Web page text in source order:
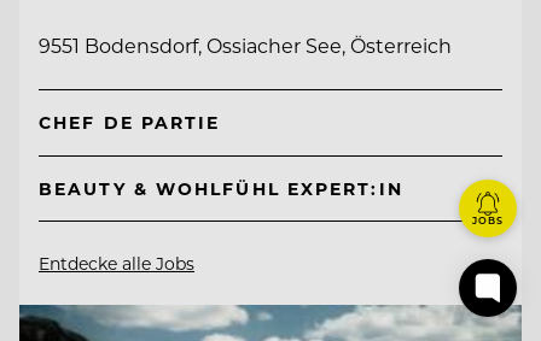
9551 Bodensdorf, Ossiacher See, Österreich
CHEF DE PARTIE
BEAUTY & WOHLFÜHL EXPERT:IN
Entdecke alle Jobs
JOBS